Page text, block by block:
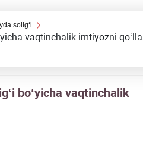
soligʻi
vaqtinchalik imtiyozni
boʻyicha vaqtinchalik